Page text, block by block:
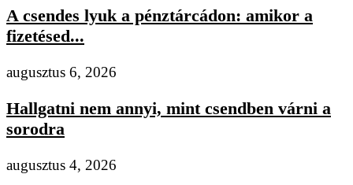
A csendes lyuk a pénztárcádon: amikor a
fizetésed...
augusztus 6, 2026
Hallgatni nem annyi, mint csendben várni a
sorodra
augusztus 4, 2026